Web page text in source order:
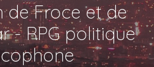
de Froce et de
- RPG politique